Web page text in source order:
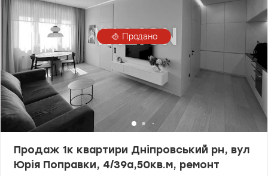
«Казка» - Закрита територія з охороною 24/7, відеонагляд,
контроль доступу. Поруч парк Феофанія, музей Пирогово та
монастир . 044 200 10 80 Valion.ua/1137713
Продано
Продаж 1к квартири Дніпровський рн, вул
Юрія Поправки, 4/39а,50кв.м, ремонт